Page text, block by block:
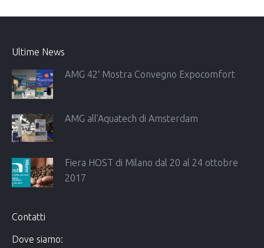
Ultime News
AMG 42′ Mostra Convegno Expocomfort
AMG all’Aquatech di Amsterdam
Fiera HOST di Milano dal 20 al 24 ottobre
2017
Contatti
Dove siamo: